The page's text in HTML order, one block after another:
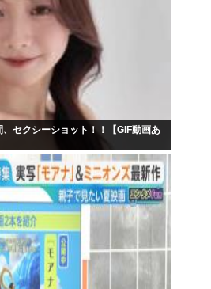
セクシーショット！！【GIF動画あ